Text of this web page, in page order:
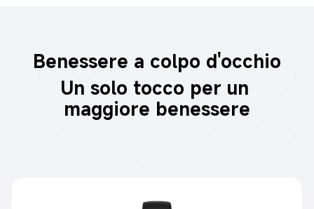
Benessere a colpo d'occhio
Un solo tocco per un
maggiore benessere